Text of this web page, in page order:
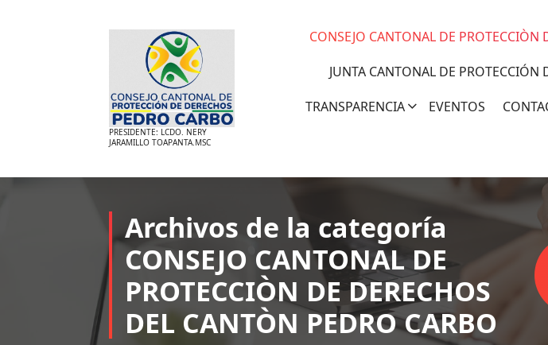
PRESIDENTE: LCDO. NERY
JARAMILLO TOAPANTA.MSC
CONSEJO CANTONAL DE PROTECCIÒN
JUNTA CANTONAL DE PROTECCIÓN
TRANSPARENCIA
EVENTOS
Archivos de la categoría
CONSEJO CANTONAL DE
PROTECCIÒN DE DERECHOS
DEL CANTÒN PEDRO CARBO